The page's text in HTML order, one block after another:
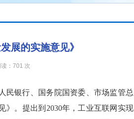
展的实施意见》
：701 次
银行、国务院国资委、市场监管总
》。提出到2030年，工业互联网实现